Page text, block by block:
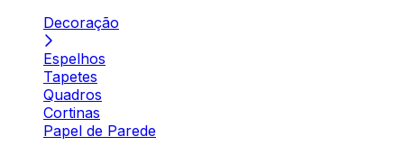
Decoração
Espelhos
Tapetes
Quadros
Cortinas
Papel de Parede